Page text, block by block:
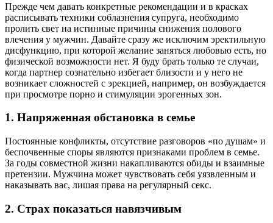
Прежде чем давать конкретные рекомендации и в красках
расписывать техники соблазнения супруга, необходимо
пролить свет на истинные причины снижения полового
влечения у мужчин. Давайте сразу же исключим эректильную
дисфункцию, при которой желание заняться любовью есть, но
физической возможности нет. Я буду брать только те случаи,
когда партнер сознательно избегает близости и у него не
возникает сложностей с эрекцией, например, он возбуждается
при просмотре порно и стимуляции эрогенных зон.
1. Напряженная обстановка в семье
Постоянные конфликты, отсутствие разговоров «по душам» и
беспочвенные споры являются признаками проблем в семье.
За годы совместной жизни накапливаются обиды и взаимные
претензии. Мужчина может чувствовать себя уязвленным и
наказывать вас, лишая права на регулярный секс.
2. Страх показаться навязчивым